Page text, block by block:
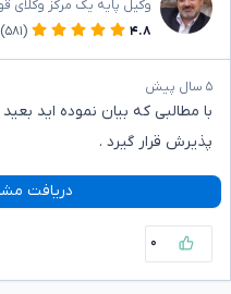
وکیل پایه یک مرکز وکلای
۴.۸
(۵۸۱)
۵ سال پیش
با مطالبی که بیان نموده اید
پذیرش قرار گیرد .
دریافت
۰